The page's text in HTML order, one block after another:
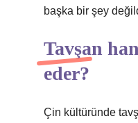
başka bir şey
Tavşan
eder?
Çin kültüründe